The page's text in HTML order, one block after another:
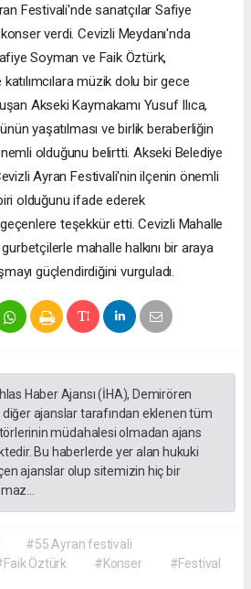
Festivali'nde sanatçılar Safiye
verdi. Cevizli Meydanı'nda
Soyman ve Faik Öztürk,
müzik dolu bir gece
Akseki Kaymakamı Yusuf Ilıca,
yaşatılması ve birlik beraberliğin
olduğunu belirtti. Akseki Belediye
Ayran Festivali'nin ilçenin önemli
olduğunu ifade ederek
teşekkür etti. Cevizli Mahalle
mahalle halkını bir araya
güçlendirdiğini vurguladı.
Haber Ajansı (İHA), Demirören
diğer ajanslar tarafından eklenen tüm
müdahalesi olmadan ajans
Bu haberlerde yer alan hukuki
ajanslar olup sitemizin hiç bir
#55.Ayran festivali
Öztürk #Konser
#Festival